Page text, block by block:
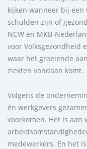
kijken wanneer bij
schulden zijn of
NCW en MKB-
voor Volksgezondheid
waar het groeiende
ziekten vandaan komt.
Volgens de
én werkgevers
voorkomen. Het is aan
medewerkers. En het